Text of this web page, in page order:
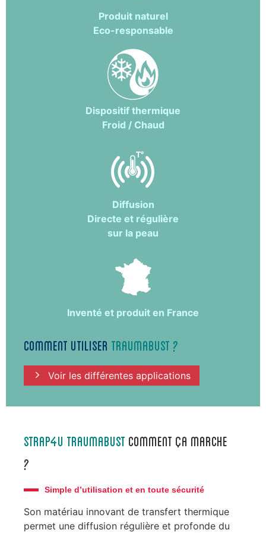
Produit naturel
Eco-responsable
Dispositif thermique
Froid / Chaud
Diffusion
Directe et régulière
sur la peau
Inventé et produit en France
comment utiliser TRAUMABUST ?
Voir les différentes applications
strap4u TRAUMABUST comment ça marche
?
Simple d’utilisation et en toute sécurité
Son matériau innovant de transfert thermique
permet une diffusion régulière et profonde du